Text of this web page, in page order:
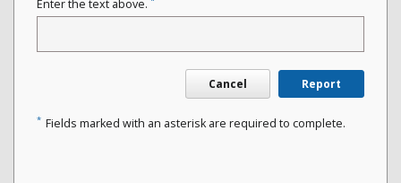
Enter the text above.
Cancel Report
* Fields marked with an asterisk are required to complete.